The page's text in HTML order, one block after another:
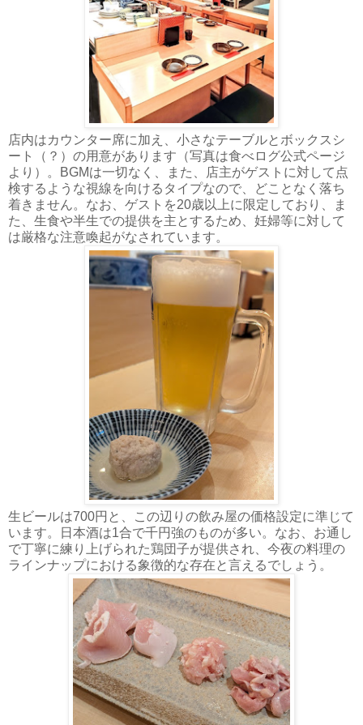
店内はカウンター席に加え、小さなテーブルとボックスシ
ート（？）の用意があります（写真は食べログ公式ページ
より）。BGMは一切なく、また、店主がゲストに対して点
検するような視線を向けるタイプなので、どことなく落ち
着きません。なお、ゲストを20歳以上に限定しており、ま
た、生食や半生での提供を主とするため、妊婦等に対して
は厳格な注意喚起がなされています。
生ビールは700円と、この辺りの飲み屋の価格設定に準じて
います。日本酒は1合で千円強のものが多い。なお、お通し
で丁寧に練り上げられた鶏団子が提供され、今夜の料理の
ラインナップにおける象徴的な存在と言えるでしょう。